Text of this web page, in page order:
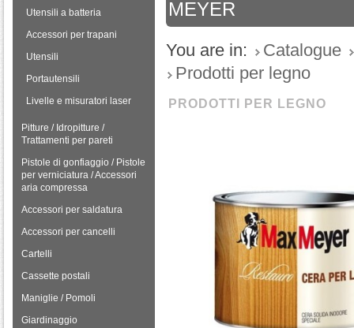
Utensili a batteria
Accessori per trapani
Utensili
Portautensili
Livelle e misuratori laser
Pitture / Idropitture /
Trattamenti per pareti
Pistole di gonfiaggio / Pistole
per verniciatura / Accessori
aria compressa
Accessori per saldatura
Accessori per cancelli
Cartelli
Cassette postali
Maniglie / Pomoli
Giardinaggio
MEYER
You are in:
Catalogue
Prodotti per legno
PRODOTTI PER LEGNO